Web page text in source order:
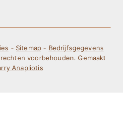
- Sitemap - Bedrijfsgegevens
voorbehouden. Gemaakt
Anapliotis